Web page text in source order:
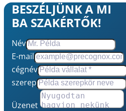
BESZÉLJÜNK A MI
BA SZAKÉRTŐK!
Név
E-mail
cégnév
szerep
Üzenet